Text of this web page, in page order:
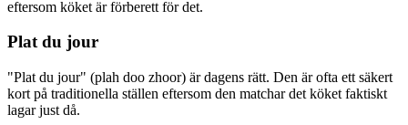
eftersom köket är förberett för det.
Plat du jour
"Plat du jour" (plah doo zhoor) är dagens rätt. Den är ofta ett säkert
kort på traditionella ställen eftersom den matchar det köket faktiskt
lagar just då.